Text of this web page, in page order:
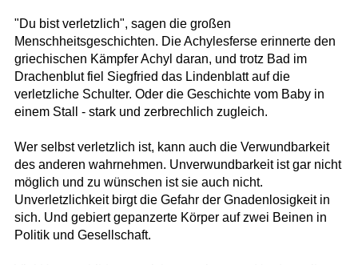
"Du bist verletzlich", sagen die großen
Menschheitsgeschichten. Die Achylesferse erinnerte den
griechischen Kämpfer Achyl daran, und trotz Bad im
Drachenblut fiel Siegfried das Lindenblatt auf die
verletzliche Schulter. Oder die Geschichte vom Baby in
einem Stall - stark und zerbrechlich zugleich.
Wer selbst verletzlich ist, kann auch die Verwundbarkeit
des anderen wahrnehmen. Unverwundbarkeit ist gar nicht
möglich und zu wünschen ist sie auch nicht.
Unverletzlichkeit birgt die Gefahr der Gnadenlosigkeit in
sich. Und gebiert gepanzerte Körper auf zwei Beinen in
Politik und Gesellschaft.